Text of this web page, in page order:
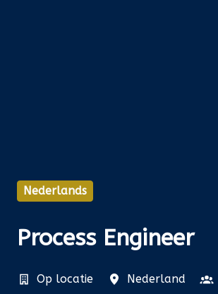
Nederlands
Process Engineer
Op locatie Nederland